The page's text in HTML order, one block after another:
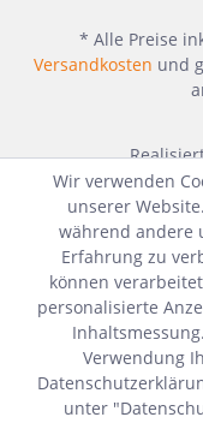
* Alle Preise
Versandkosten und
Wir verwenden
unserer
während andere
Erfahrung zu
können
personalisierte
Verwendung
unter